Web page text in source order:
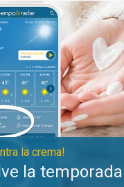
temporada de piel seca.
la crema!
la